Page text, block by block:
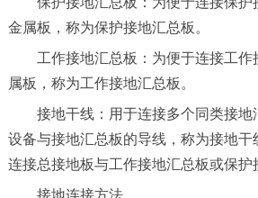
金属板，称为保护接地汇总板。
工作接地汇总板：为便于连接工作
属板，称为工作接地汇总板。
接地干线：用于连接多个同类接地
设备与接地汇总板的导线，称为接地干
连接总接地板与工作接地汇总板或保护
接地连接方法